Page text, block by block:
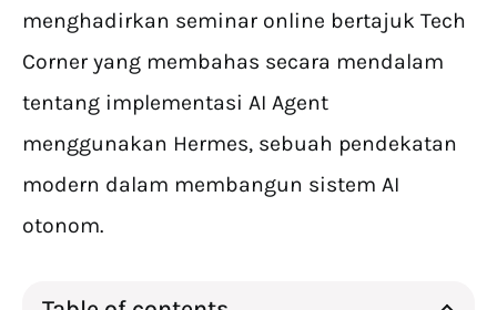
menghadirkan seminar online bertajuk Tech
Corner yang membahas secara mendalam
tentang implementasi AI Agent
menggunakan Hermes, sebuah pendekatan
modern dalam membangun sistem AI
otonom.